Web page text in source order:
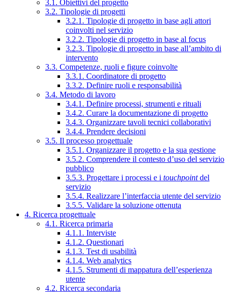
3.1. Obiettivi del progetto
3.2. Tipologie di progetti
3.2.1. Tipologie di progetto in base agli attori
coinvolti nel servizio
3.2.2. Tipologie di progetto in base al focus
3.2.3. Tipologie di progetto in base all’ambito di
intervento
3.3. Competenze, ruoli e figure coinvolte
3.3.1. Coordinatore di progetto
3.3.2. Definire ruoli e responsabilità
3.4. Metodo di lavoro
3.4.1. Definire processi, strumenti e rituali
3.4.2. Curare la documentazione di progetto
3.4.3. Organizzare tavoli tecnici collaborativi
3.4.4. Prendere decisioni
3.5. Il processo progettuale
3.5.1. Organizzare il progetto e la sua gestione
3.5.2. Comprendere il contesto d’uso del servizio
pubblico
3.5.3. Progettare i processi e i touchpointdel
servizio
3.5.4. Realizzare l’interfaccia utente del servizio
3.5.5. Validare la soluzione ottenuta
4. Ricerca progettuale
4.1. Ricerca primaria
4.1.1. Interviste
4.1.2. Questionari
4.1.3. Test di usabilità
4.1.4. Web analytics
4.1.5. Strumenti di mappatura dell’esperienza
utente
4.2. Ricerca secondaria